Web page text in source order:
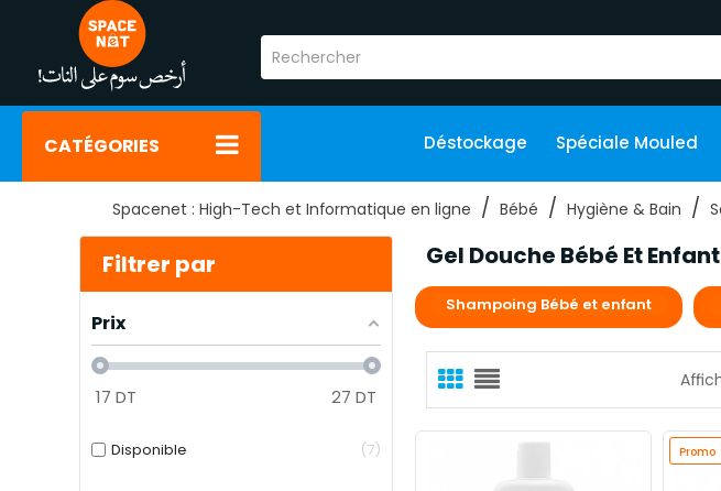
CATÉGORIES Déstockage Spéciale Mouled
Spacenet : High-Tech et Informatique en ligne Bébé Hygiène & Bain
Filtrer par
Prix
17 DT 27 DT
Disponible 7
Gel Douche Bébé Et Enfant
Shampoing Bébé et enfant
Promo